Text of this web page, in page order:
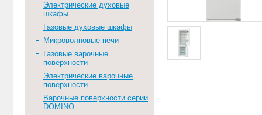
Электрические духовые
шкафы
Газовые духовые шкафы
Микроволновые печи
Газовые варочные
поверхности
Электрические варочные
поверхности
Варочные поверхности серии
DOMINO